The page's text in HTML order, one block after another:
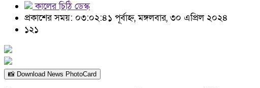
কালের চিঠি ডেস্ক
প্রকাশের সময়: ০৩:০২:৪১ পূর্বাহ্ন, মঙ্গলবার, ৩০ এপ্রিল ২০২৪
১২১
📸 Download News PhotoCard